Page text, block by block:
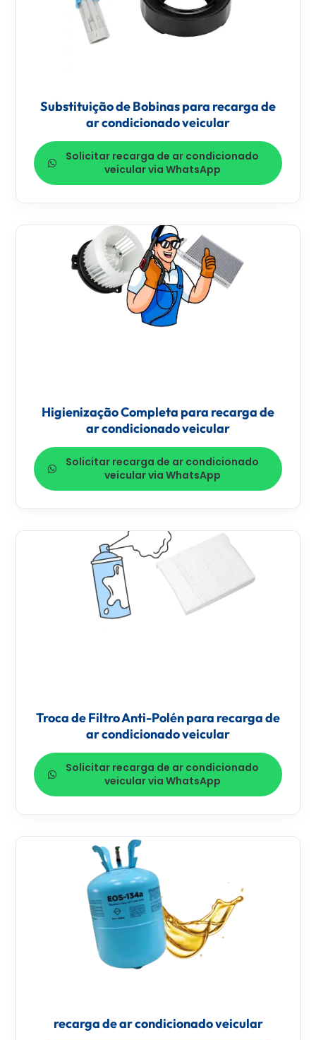
Substituição de Bobinas para recarga de
ar condicionado veicular
Solicitar recarga de ar condicionado
veicular via WhatsApp
Higienização Completa para recarga de
ar condicionado veicular
Solicitar recarga de ar condicionado
veicular via WhatsApp
Troca de Filtro Anti-Polén para recarga de
ar condicionado veicular
Solicitar recarga de ar condicionado
veicular via WhatsApp
recarga de ar condicionado veicular